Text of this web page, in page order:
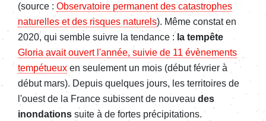
(source : Observatoire permanent des catastrophes
naturelles et des risques naturels). Même constat en
2020, qui semble suivre la tendance : la tempête
Gloria avait ouvert l'année, suivie de 11 évènements
tempétueux en seulement un mois (début février à
début mars). Depuis quelques jours, les territoires de
l'ouest de la France subissent de nouveau des
inondations suite à de fortes précipitations.